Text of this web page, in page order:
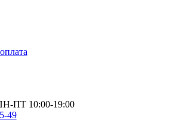
ПТ 10:00-19:00
49